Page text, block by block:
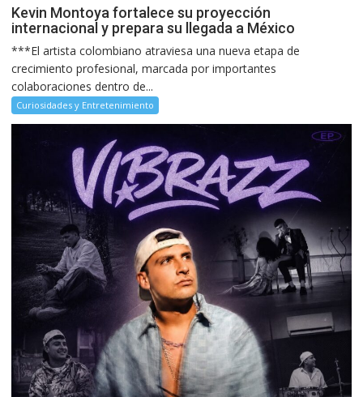
Kevin Montoya fortalece su proyección
internacional y prepara su llegada a México
***El artista colombiano atraviesa una nueva etapa de
crecimiento profesional, marcada por importantes
colaboraciones dentro de...
Curiosidades y Entretenimiento